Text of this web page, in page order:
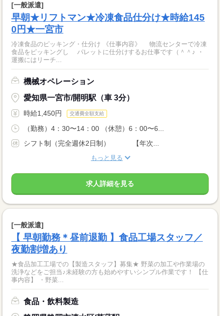
[一般派遣]
早朝★リフトマン★冷凍食品仕分け★時給145
0円★一宮市
冷凍食品のピッキング・仕分け 《仕事内容》 物流センターで冷凍
食品をピッキングし パレットに仕分けするお仕事です（＾＾♪ ・
運搬にはリーチ...
機械オペレーション
愛知県一宮市/開明駅（車 3分）
時給1,450円 交通費全額支給
（勤務）4：30〜14：00 （休憩）6：00〜6...
シフト制（完全週休2日制） 【年次...
もっと見る
求人詳細を見る
[一般派遣]
【 早朝勤務＊昼前退勤 】食品工場スタッフ／
夜勤割増あり
★食品加工工場での【製造スタッフ】募集★ 野菜の加工や作業場の
洗浄などをご担当♪未経験の方も始めやすいシンプル作業です！ 【仕
事内容】 ・野菜...
食品・飲料製造